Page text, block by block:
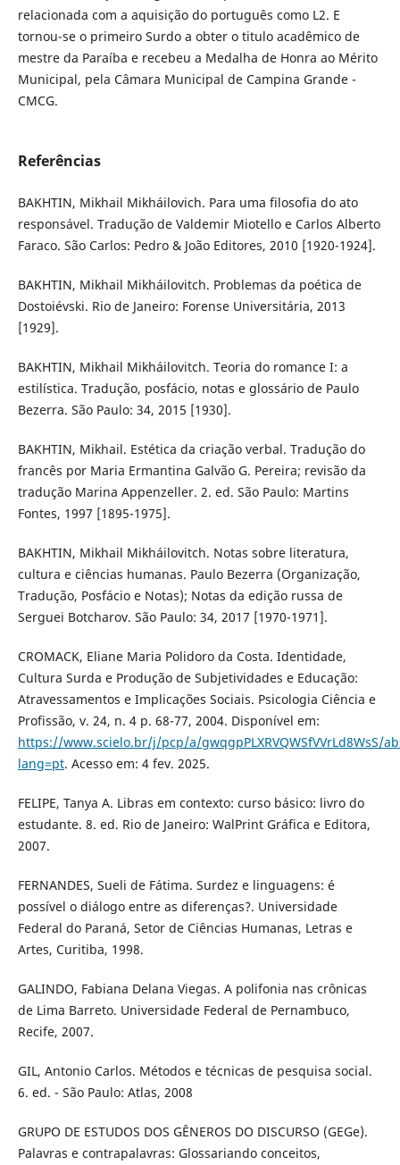
relacionada com a aquisição do português como L2. E
tornou-se o primeiro Surdo a obter o titulo acadêmico de
mestre da Paraíba e recebeu a Medalha de Honra ao Mérito
Municipal, pela Câmara Municipal de Campina Grande -
CMCG.
Referências
BAKHTIN, Mikhail Mikháilovich. Para uma filosofia do ato
responsável. Tradução de Valdemir Miotello e Carlos Alberto
Faraco. São Carlos: Pedro & João Editores, 2010 [1920-1924].
BAKHTIN, Mikhail Mikháilovitch. Problemas da poética de
Dostoiévski. Rio de Janeiro: Forense Universitária, 2013
[1929].
BAKHTIN, Mikhail Mikháilovitch. Teoria do romance I: a
estilística. Tradução, posfácio, notas e glossário de Paulo
Bezerra. São Paulo: 34, 2015 [1930].
BAKHTIN, Mikhail. Estética da criação verbal. Tradução do
francês por Maria Ermantina Galvão G. Pereira; revisão da
tradução Marina Appenzeller. 2. ed. São Paulo: Martins
Fontes, 1997 [1895-1975].
BAKHTIN, Mikhail Mikháilovitch. Notas sobre literatura,
cultura e ciências humanas. Paulo Bezerra (Organização,
Tradução, Posfácio e Notas); Notas da edição russa de
Serguei Botcharov. São Paulo: 34, 2017 [1970-1971].
CROMACK, Eliane Maria Polidoro da Costa. Identidade,
Cultura Surda e Produção de Subjetividades e Educação:
Atravessamentos e Implicações Sociais. Psicologia Ciência e
Profissão, v. 24, n. 4 p. 68-77, 2004. Disponível em:
https://www.scielo.br/j/pcp/a/gwqgpPLXRVQWSfVVrLd8WsS/
lang=pt. Acesso em: 4 fev. 2025.
FELIPE, Tanya A. Libras em contexto: curso básico: livro do
estudante. 8. ed. Rio de Janeiro: WalPrint Gráfica e Editora,
2007.
FERNANDES, Sueli de Fátima. Surdez e linguagens: é
possível o diálogo entre as diferenças?. Universidade
Federal do Paraná, Setor de Ciências Humanas, Letras e
Artes, Curitiba, 1998.
GALINDO, Fabiana Delana Viegas. A polifonia nas crônicas
de Lima Barreto. Universidade Federal de Pernambuco,
Recife, 2007.
GIL, Antonio Carlos. Métodos e técnicas de pesquisa social.
6. ed. - São Paulo: Atlas, 2008
GRUPO DE ESTUDOS DOS GÊNEROS DO DISCURSO (GEGe).
Palavras e contrapalavras: Glossariando conceitos,